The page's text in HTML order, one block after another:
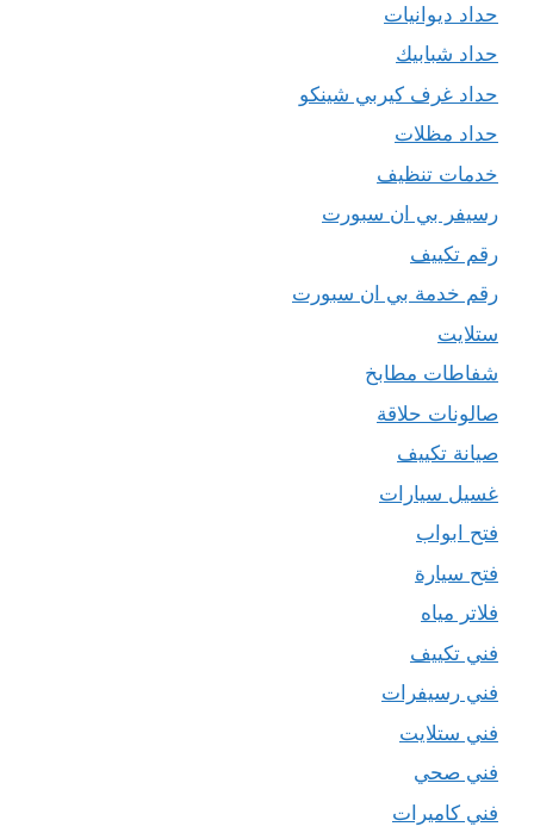
حداد ديوانيات
حداد شبابيك
حداد غرف كيربي شينكو
حداد مظلات
خدمات تنظيف
رسيفر بي ان سبورت
رقم تكييف
رقم خدمة بي ان سبورت
ستلايت
شفاطات مطابخ
صالونات حلاقة
صيانة تكييف
غسيل سيارات
فتح ابواب
فتح سيارة
فلاتر مياه
فني تكييف
فني رسيفرات
فني ستلايت
فني صحي
فني كاميرات